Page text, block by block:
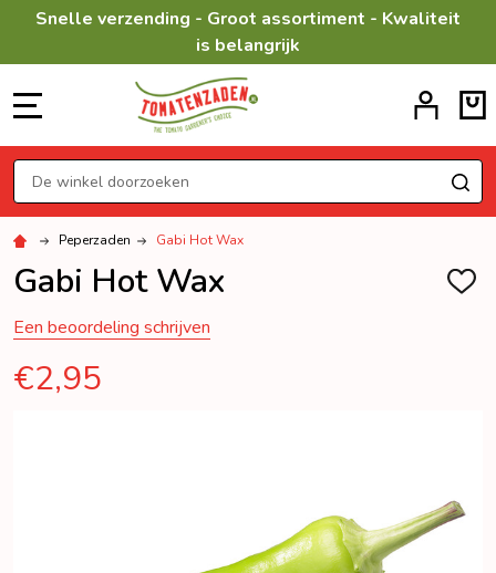
Snelle verzending - Groot assortiment - Kwaliteit
is belangrijk
Zoeken
Peperzaden Gabi Hot Wax
Gabi Hot Wax
Een beoordeling schrijven
€2,95